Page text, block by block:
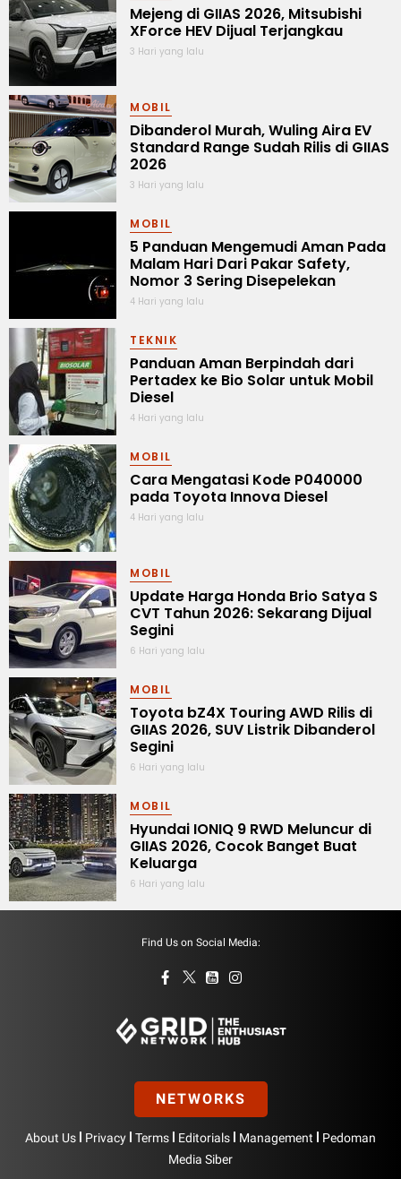
Mejeng di GIIAS 2026, Mitsubishi
XForce HEV Dijual Terjangkau
3 Hari yang lalu
MOBIL
Dibanderol Murah, Wuling Aira EV
Standard Range Sudah Rilis di GIIAS
2026
3 Hari yang lalu
MOBIL
5 Panduan Mengemudi Aman Pada
Malam Hari Dari Pakar Safety,
Nomor 3 Sering Disepelekan
4 Hari yang lalu
TEKNIK
Panduan Aman Berpindah dari
Pertadex ke Bio Solar untuk Mobil
Diesel
4 Hari yang lalu
MOBIL
Cara Mengatasi Kode P040000
pada Toyota Innova Diesel
4 Hari yang lalu
MOBIL
Update Harga Honda Brio Satya S
CVT Tahun 2026: Sekarang Dijual
Segini
6 Hari yang lalu
MOBIL
Toyota bZ4X Touring AWD Rilis di
GIIAS 2026, SUV Listrik Dibanderol
Segini
6 Hari yang lalu
MOBIL
Hyundai IONIQ 9 RWD Meluncur di
GIIAS 2026, Cocok Banget Buat
Keluarga
6 Hari yang lalu
Find Us on Social Media:
NETWORKS
About Us Privacy Terms Editorials Management
Pedoman
Media Siber